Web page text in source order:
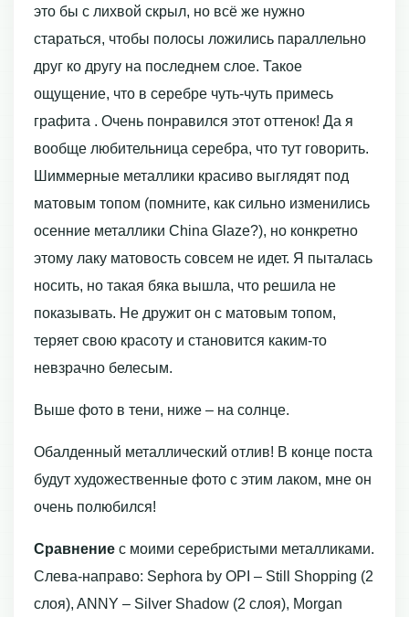
это бы с лихвой скрыл, но всё же нужно
стараться, чтобы полосы ложились параллельно
друг ко другу на последнем слое. Такое
ощущение, что в серебре чуть-чуть примесь
графита . Очень понравился этот оттенок! Да я
вообще любительница серебра, что тут говорить.
Шиммерные металлики красиво выглядят под
матовым топом (помните, как сильно изменились
осенние металлики China Glaze?), но конкретно
этому лаку матовость совсем не идет. Я пыталась
носить, но такая бяка вышла, что решила не
показывать. Не дружит он с матовым топом,
теряет свою красоту и становится каким-то
невзрачно белесым.
Выше фото в тени, ниже – на солнце.
Обалденный металлический отлив! В конце поста
будут художественные фото с этим лаком, мне он
очень полюбился!
Сравнение с моими серебристыми металликами.
Слева-направо: Sephora by OPI – Still Shopping (2
слоя), ANNY – Silver Shadow (2 слоя), Morgan